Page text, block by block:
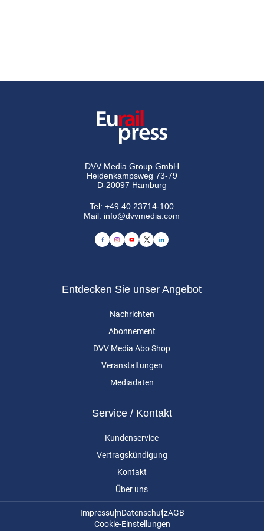
DVV Media Group GmbH
Heidenkampsweg 73-79
D-20097 Hamburg
Tel:+49 40 23714-100
Mail: info@dvvmedia.com
Entdecken Sie unser Angebot
Nachrichten
Abonnement
DVV Media Abo Shop
Veranstaltungen
Mediadaten
Service / Kontakt
Kundenservice
Vertragskündigung
Kontakt
Über uns
ImpressumDatenschutzAGB
Cookie-Einstellungen